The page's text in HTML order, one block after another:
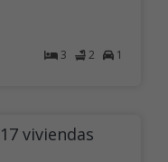
3 2 1
viviendas